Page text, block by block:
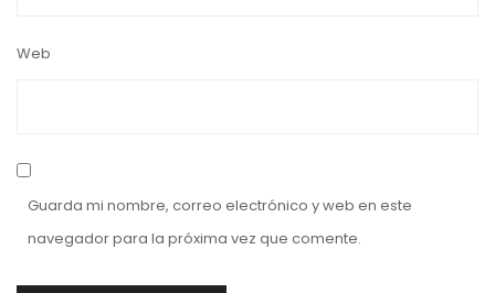
Web
Guarda mi nombre, correo electrónico y web en este
navegador para la próxima vez que comente.